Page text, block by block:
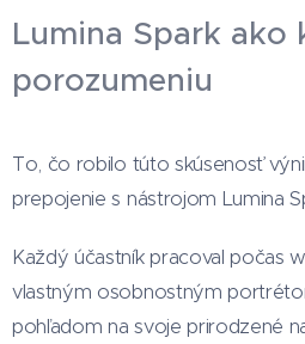
Lumina Spark ako
porozumeniu
To, čo robilo túto skúsenosť
prepojenie s nástrojom Lumina
Každý účastník pracoval počas
vlastným osobnostným
pohľadom na svoje prirodzené